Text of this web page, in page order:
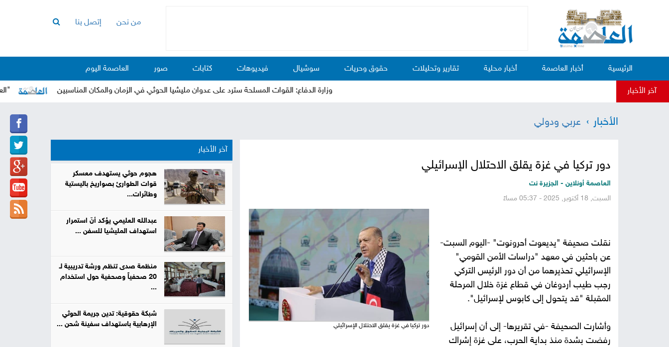
العاصمة
أخبار
تقارير
وتحليلات
حقوق
وحريات
سوشيال
كتابات
فيديوهات
من نحن إتصل بنا
الرئيسية أخبار العاصمة أخبار محلية تقارير وتحليلات حقوق وحريات سوشيال فيديوهات كتابات صور العاصمة اليوم
آخر الأخبار وزارة الدفاع: القوات المسلحة سترد على عدوان مليشيا الحوثي في الزمان والمكان المناسبين "العرادة"
الأخبار عربي ودولي
دور تركيا في غزة يقلق الاحتلال الإسرائيلي
العاصمة أونلاين - الجزيرة نت
السبت, 18 أكتوبر, 2025 - 05:37 مساءً
دور تركيا في غزة يقلق الاحتلال الإسرائيلي
نقلت صحيفة "يديعوت أحرونوت" -اليوم السبت-
عن باحثين في معهد "دراسات الأمن القومي"
الإسرائيلي تحذيرهما من أن دور الرئيس التركي
رجب طيب أردوغان في قطاع غزة خلال المرحلة
المقبلة "قد يتحول إلى كابوس لإسرائيل".
وأشارت الصحيفة -في تقريرها- إلى أن إسرائيل
رفضت بشدة منذ بداية الحرب، على غزة إشراك
آخر الأخبار
هجوم حوثي يستهدف معسكر
قوات الطوارئ بصواريخ باليستية
وطائرات...
عبدالله العليمي يؤكد أنّ استمرار
استهداف المليشيا للسفن ...
منظمة صدى تنظم ورشة تدريبية لـ
20 صحفياً وصحفية حول استخدام
...
شبكة حقوقية: تدين جريمة الحوثي
الإرهابية باستهداف سفينة شحن ...